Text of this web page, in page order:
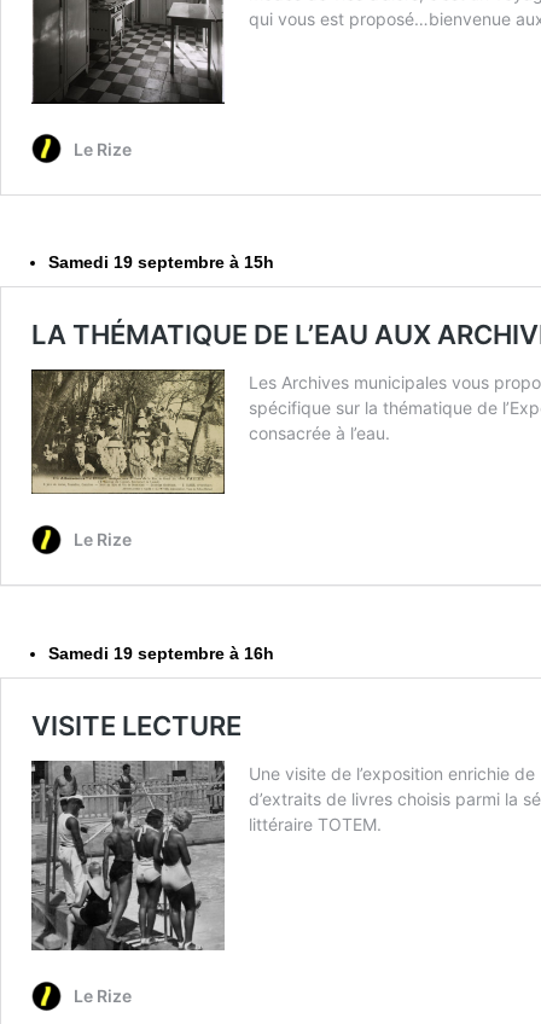
Samedi 19 septembre à 15h
Samedi 19 septembre à 16h